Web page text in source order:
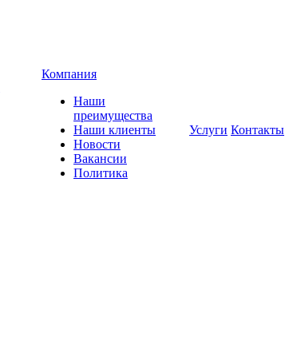
Компания
Наши
преимущества
Наши клиенты
Новости
Вакансии
Политика
Услуги Контакты